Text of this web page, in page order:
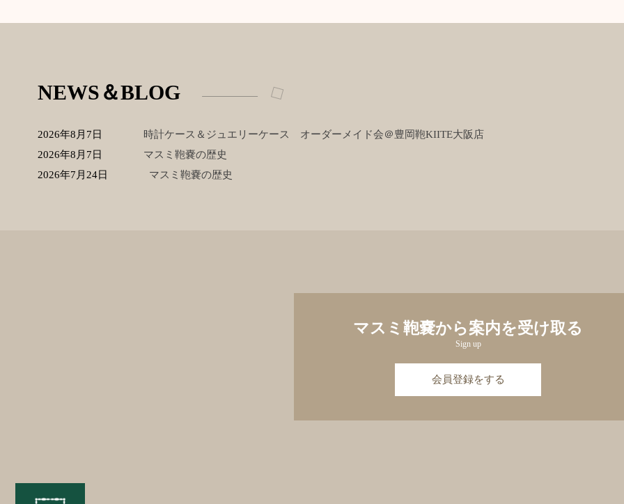
NEWS＆BLOG
2026年8月7日
時計ケース＆ジュエリーケース オーダーメイド会＠豊岡鞄KIITE大阪店
2026年8月7日
マスミ鞄嚢の歴史
2026年7月24日
マスミ鞄嚢の歴史
マスミ鞄嚢から案内を受け取る
Sign up
会員登録をする